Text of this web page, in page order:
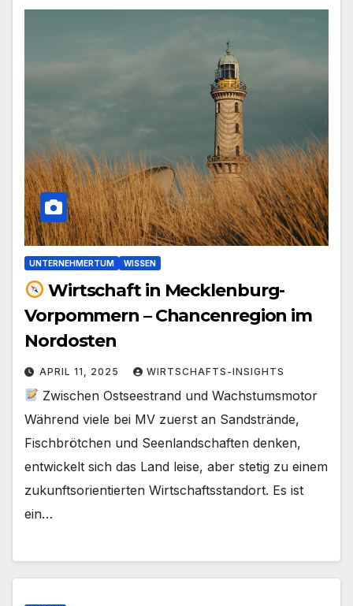
UNTERNEHMERTUM WISSEN
Wirtschaft in Mecklenburg-
Vorpommern – Chancenregion im
Nordosten
APRIL 11, 2025 WIRTSCHAFTS-INSIGHTS
Zwischen Ostseestrand und Wachstumsmotor
Während viele bei MV zuerst an Sandstrände,
Fischbrötchen und Seenlandschaften denken,
entwickelt sich das Land leise, aber stetig zu einem
zukunftsorientierten Wirtschaftsstandort. Es ist
ein…